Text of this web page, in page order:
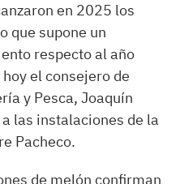
en 2025 los
que supone un
respecto al año
el consejero de
y Pesca, Joaquín
las instalaciones de la
Pacheco.
de melón confirman